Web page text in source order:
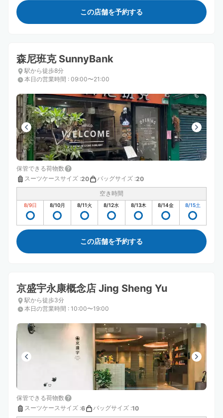
この店舗を予約する
森尼班克 SunnyBank
駅から徒歩8分
本日の営業時間 : 09:00〜21:00
保管できる荷物数
スーツケースサイズ :20 バッグサイズ :20
空き時間
8/9日 8/10月 8/11火 8/12水 8/13木 8/14金 8/15土
この店舗を予約する
京盛宇永康概念店 Jing Sheng Yu
駅から徒歩3分
本日の営業時間 : 10:00〜19:00
保管できる荷物数
スーツケースサイズ :6 バッグサイズ :10